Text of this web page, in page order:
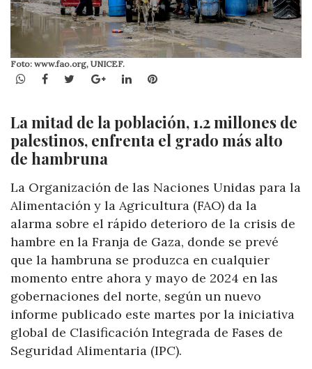
Foto: www.fao.org, UNICEF.
WhatsApp
Facebook
TwitterGoogle+LinkedInPinterest
La mitad de la población, 1.2 millones de
palestinos, enfrenta el grado más alto
de hambruna
La Organización de las Naciones Unidas para la
Alimentación y la Agricultura (FAO) da la
alarma sobre el rápido deterioro de la crisis de
hambre en la Franja de Gaza, donde se prevé
que la hambruna se produzca en cualquier
momento entre ahora y mayo de 2024 en las
gobernaciones del norte, según un nuevo
informe publicado este martes por la iniciativa
global de Clasificación Integrada de Fases de
Seguridad Alimentaria (IPC).